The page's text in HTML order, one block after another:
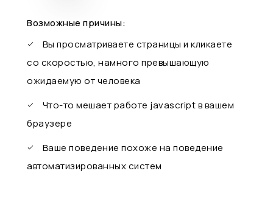
Возможные причины:
Вы просматриваете страницы и кликаете
со скоростью, намного превышающую
ожидаемую от человека
Что-то мешает работе javascript в вашем
браузере
Ваше поведение похоже на поведение
автоматизированных систем